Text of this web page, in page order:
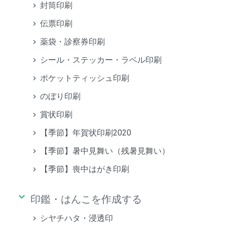
封筒印刷
伝票印刷
薬袋・診察券印刷
シール・ステッカー・ラベル印刷
ポケットティッシュ印刷
のぼり印刷
賞状印刷
【季節】年賀状印刷2020
【季節】暑中見舞い（残暑見舞い）
【季節】喪中はがき印刷
keyboard_arrow_down 印鑑・はんこを作成する
シヤチハタ・浸透印